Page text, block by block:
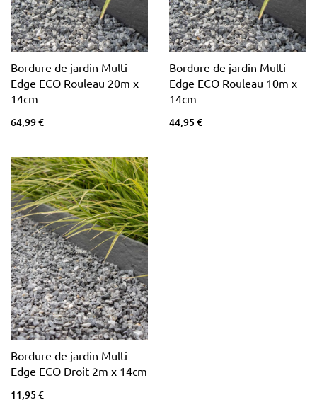
Bordure de jardin Multi-
Edge ECO Rouleau 20m x
14cm
64,99 €
Bordure de jardin Multi-
Edge ECO Rouleau 10m x
14cm
44,95 €
Bordure de jardin Multi-
Edge ECO Droit 2m x 14cm
11,95 €